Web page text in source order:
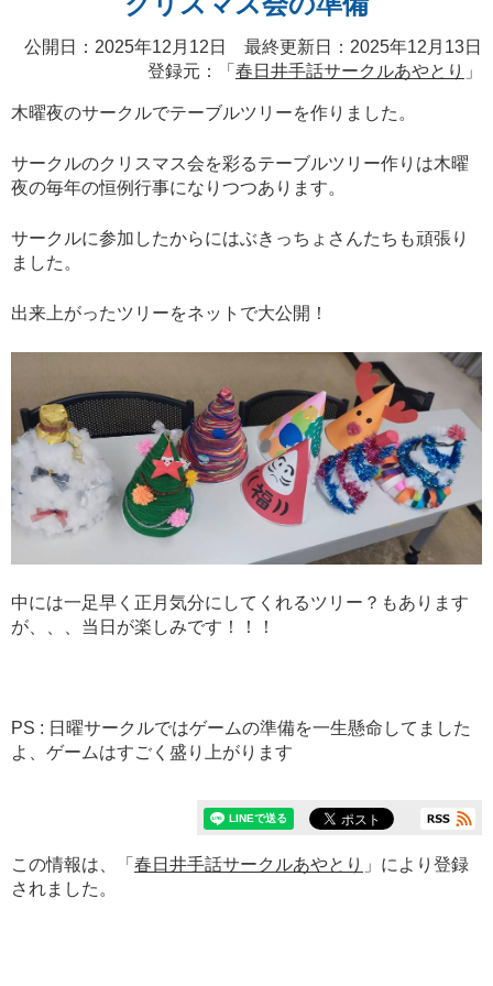
公開日：2025年12月12日 最終更新日：2025年12月13日
登録元：「 春日井手話サークルあやとり 」
木曜夜のサークルでテーブルツリーを作りました。
サークルのクリスマス会を彩るテーブルツリー作りは木曜
夜の毎年の恒例行事になりつつあります。
サークルに参加したからにはぶきっちょさんたちも頑張り
ました。
出来上がったツリーをネットで大公開！
中には一足早く正月気分にしてくれるツリー？もあります
が、、、当日が楽しみです！！！
PS : 日曜サークルではゲームの準備を一生懸命してました
よ、ゲームはすごく盛り上がります
この情報は、「 春日井手話サークルあやとり 」により登録
されました。